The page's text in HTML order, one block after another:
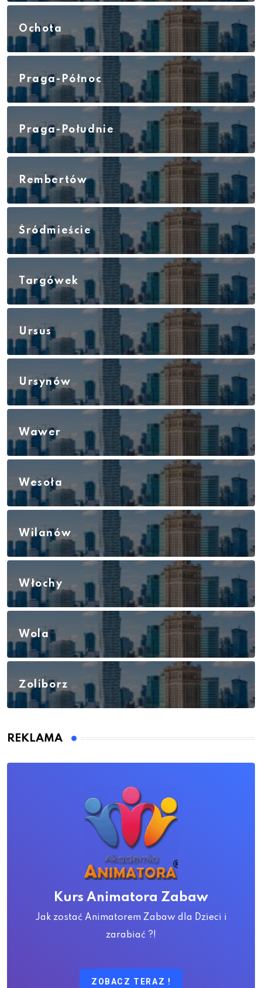
Ochota
Praga-Północ
Praga-Południe
Rembertów
Śródmieście
Targówek
Ursus
Ursynów
Wawer
Wesoła
Wilanów
Włochy
Wola
Żoliborz
REKLAMA
Kurs Animatora Zabaw
Jak zostać Animatorem Zabaw dla Dzieci i
zarabiać ?!
ZOBACZ TERAZ !